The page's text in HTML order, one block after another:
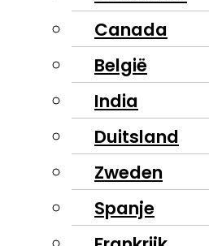
Canada
België
India
Duitsland
Zweden
Spanje